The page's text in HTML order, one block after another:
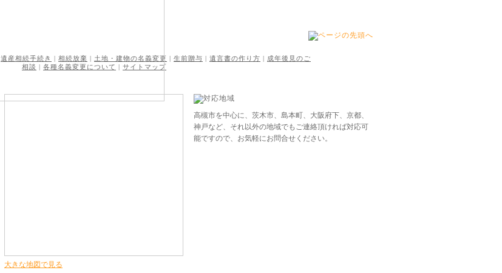
遺産相続手続き | 相続放棄 | 土地・建物の名義変更 | 生前贈与 | 遺言書の作り方 | 成年後見のご
相談 | 各種名義変更について | サイトマップ
大きな地図で見る
高槻市を中心に、茨木市、島本町、大阪府下、京都、
神戸など、それ以外の地域でもご連絡頂ければ対応可
能ですので、お気軽にお問合せください。